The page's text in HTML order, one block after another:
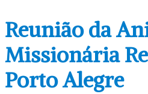
Reunião da
Missionária
Porto Alegre